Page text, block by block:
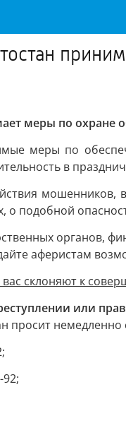
меры по охране
меры по
в
о подобной
органов,
аферистам
склоняют к
или
просит немедленно